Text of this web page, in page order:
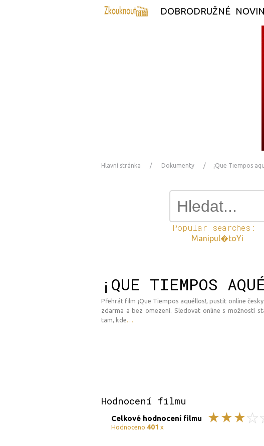
DOBRODRUŽNÉ
Hlavní stránka Dokumenty ¡Que Tiempos
Popular searches:
Manipul�toYi
¡QUE TIEMPOS
Přehrát film ¡Que Tiempos aquéllos!, pustit online
zdarma a bez omezení. Sledovat online s možností
tam, kde
Hodnocení filmu
Celkové hodnocení filmu
Hodnoceno 401 x